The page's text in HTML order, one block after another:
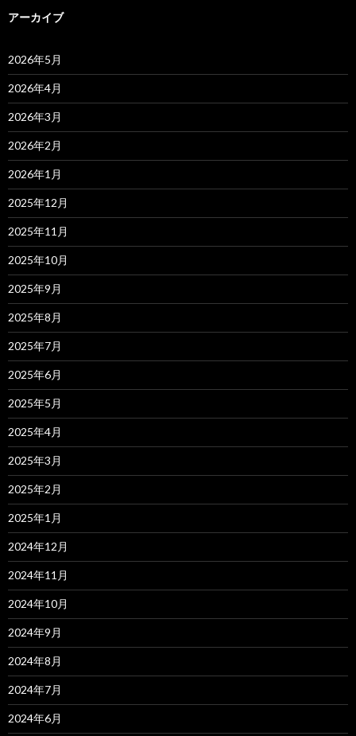
アーカイブ
2026年5月
2026年4月
2026年3月
2026年2月
2026年1月
2025年12月
2025年11月
2025年10月
2025年9月
2025年8月
2025年7月
2025年6月
2025年5月
2025年4月
2025年3月
2025年2月
2025年1月
2024年12月
2024年11月
2024年10月
2024年9月
2024年8月
2024年7月
2024年6月